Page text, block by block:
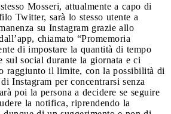
Mosseri, attualmente a capo di
Twitter, sarà lo stesso utente a
su Instagram grazie allo
chiamato “Promemoria
di impostare la quantità di tempo
sul social durante la giornata e ci
raggiunto il limite, con la possibilità di
Instagram per concentrarsi senza
poi la persona a decidere se seguire
la notifica, riprendendo la